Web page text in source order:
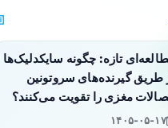
تازه: چگونه سایکدلیک‌ها
طریق گیرنده‌های سروتونین
مغزی را تقویت می‌کنند؟
۱۴۰۵-۰۵-۱۷